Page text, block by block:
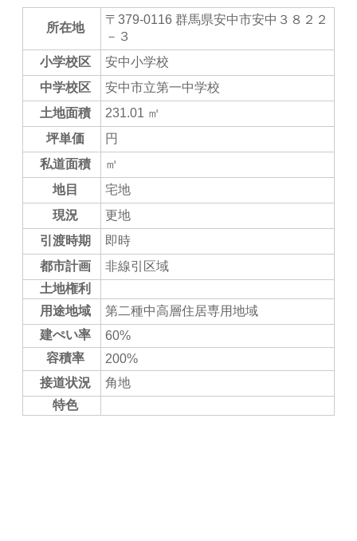
所在地
〒379-0116 群馬県安中市安中３８２２
－３
小学校区
安中小学校
中学校区
安中市立第一中学校
土地面積
231.01 ㎡
坪単価
円
私道面積
㎡
地目
宅地
現況
更地
引渡時期
即時
都市計画
非線引区域
土地権利
用途地域
第二種中高層住居専用地域
建ぺい率
60%
容積率
200%
接道状況
角地
特色